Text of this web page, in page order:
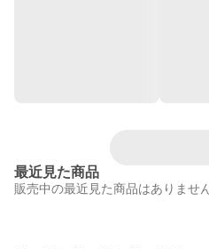
最近見た商品
販売中の最近見た商品はありません